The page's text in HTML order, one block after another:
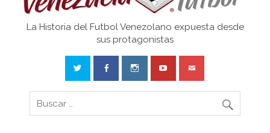
Venezuela
La Historia del Futbol Venezolano expuesta desde
sus protagonistas